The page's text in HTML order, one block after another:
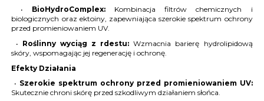
• BioHydroComplex:Kombinacja filtrów chemicznych i
biologicznych oraz ektoiny, zapewniająca szerokie spektrum ochrony
przed promieniowaniem UV.
• Roślinny wyciąg z rdestu: Wzmacnia barierę hydrolipidową
skóry, wspomagając jej regenerację i ochronę.
Efekty Działania
• Szerokie spektrum ochrony przed promieniowaniem UV:
Skutecznie chroni skórę przed szkodliwym działaniem słońca.